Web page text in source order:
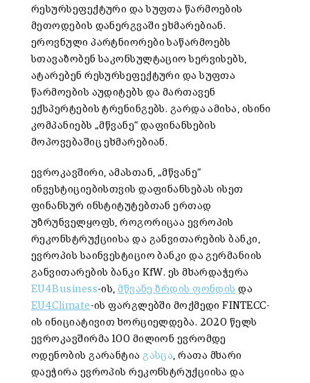
რესურსეფექტური და სუფთა წარმოების
მეთოდების დანერგვაში ეხმარებიან.
ეროვნული პარტნიორები საწარმოებს
სთავაზობენ საკონსულტაციო სერვისებს,
ატარებენ რესურსეფექტური და სუფთა
წარმოების აუდიტებს და მართავენ
ექსპერტების ტრენინგებს. გარდა ამისა, ისინი
კომპანიებს „მწვანე“ დაფინანსების
მოპოვებაშიც ეხმარებიან.
ევროკავშირი, ამასთან, „მწვანე“
ინვესტიციებისთვის დაფინანსებას ისეთ
ფინანსურ ინსტიტუტებთან ერთად
უზრუნველყოფს, როგორიცაა ევროპის
რეკონსტრუქციისა და განვითარების ბანკი,
ევროპის საინვესტიციო ბანკი და გერმანიის
განვითარების ბანკი KfW. ეს მხარდაჭერა
EU4Business-ის,მწვანე ზრდის ფონდის და
EU4Climate -ის ფარგლებში მოქმედი FINTECC-
ის ინიციატივით ხორციელდება. 2020 წელს
ევროკავშირმა 100 მილიონ ევრომდე
ოდენობის გარანტიაგასცა, რათა მხარი
დაეჭირა ევროპის რეკონსტრუქციისა და